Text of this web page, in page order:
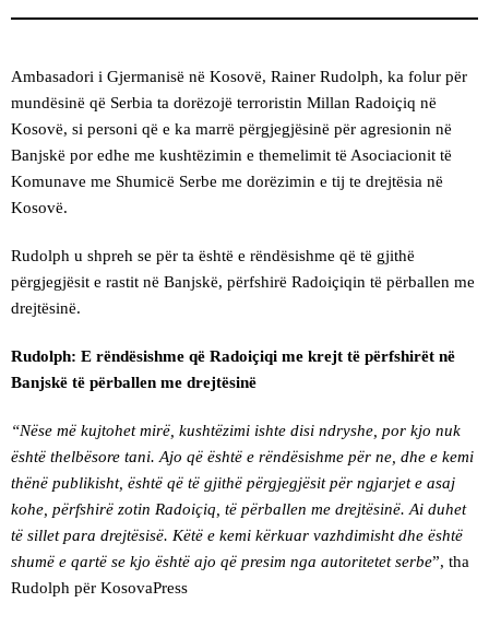
Ambasadori i Gjermanisë në Kosovë, Rainer Rudolph, ka folur për
mundësinë që Serbia ta dorëzojë terroristin Millan Radoiçiq në
Kosovë, si personi që e ka marrë përgjegjësinë për agresionin në
Banjskë por edhe me kushtëzimin e themelimit të Asociacionit të
Komunave me Shumicë Serbe me dorëzimin e tij te drejtësia në
Kosovë.
Rudolph u shpreh se për ta është e rëndësishme që të gjithë
përgjegjësit e rastit në Banjskë, përfshirë Radoiçiqin të përballen me
drejtësinë.
Rudolph: E rëndësishme që Radoiçiqi me krejt të përfshirët në
Banjskë të përballen me drejtësinë
“Nëse më kujtohet mirë, kushtëzimi ishte disi ndryshe, por kjo nuk
është thelbësore tani. Ajo që është e rëndësishme për ne, dhe e kemi
thënë publikisht, është që të gjithë përgjegjësit për ngjarjet e asaj
kohe, përfshirë zotin Radoiçiq, të përballen me drejtësinë. Ai duhet
të sillet para drejtësisë. Këtë e kemi kërkuar vazhdimisht dhe është
shumë e qartë se kjo është ajo që presim nga autoritetet serbe”, tha
Rudolph për KosovaPress